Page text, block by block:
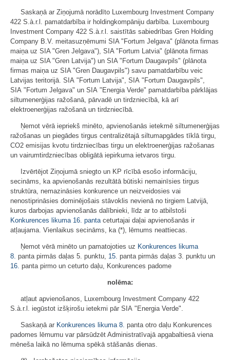
Saskaņā ar Ziņojumā norādīto Luxembourg Investment Company
422 S.à.r.l. pamatdarbība ir holdingkompāniju darbība. Luxembourg
Investment Company 422 S.à.r.l. saistītās sabiedrības Gren Holding
Company B.V. meitasuzņēmumi SIA "Fortum Jelgava" (plānota firmas
maiņa uz SIA "Gren Jelgava"), SIA "Fortum Latvia" (plānota firmas
maiņa uz SIA "Gren Latvija") un SIA "Fortum Daugavpils" (plānota
firmas maiņa uz SIA "Gren Daugavpils") savu pamatdarbību veic
Latvijas teritorijā. SIA "Fortum Latvija", SIA "Fortum Daugavpils",
SIA "Fortum Jelgava" un SIA "Energia Verde" pamatdarbība pārklājas
siltumenerģijas ražošanā, pārvadē un tirdzniecībā, kā arī
elektroenerģijas ražošanā un tirdzniecībā.
Ņemot vērā iepriekš minēto, apvienošanās ietekmē siltumenerģijas
ražošanas un piegādes tirgus centralizētajā siltumapgādes tīklā tirgu,
CO2 emisijas kvotu tirdzniecības tirgu un elektroenerģijas ražošanas
un vairumtirdzniecības obligātā iepirkuma ietvaros tirgu.
Izvērtējot Ziņojumā sniegto un KP rīcībā esošo informāciju,
secināms, ka apvienošanās rezultātā būtiski nemainīsies tirgus
struktūra, nemazināsies konkurence un neizveidosies vai
nenostiprināsies dominējošais stāvoklis nevienā no tirgiem Latvijā,
kuros darbojas apvienošanās dalībnieki, līdz ar to atbilstoši
Konkurences likuma 16. pantaceturtajai daļai apvienošanās ir
atļaujama. Vienlaikus secināms, ka (*), lēmums neattiecas.
Ņemot vērā minēto un pamatojoties uz Konkurences likuma
8. panta pirmās daļas 5. punktu, 15. panta pirmās daļas 3. punktu un
16. panta pirmo un ceturto daļu, Konkurences padome
nolēma:
atļaut apvienošanos, Luxembourg Investment Company 422
S.à.r.l. iegūstot izšķirošu ietekmi pār SIA "Energia Verde".
Saskaņā ar Konkurences likuma 8. panta otro daļu Konkurences
padomes lēmumu var pārsūdzēt Administratīvajā apgabaltiesā viena
mēneša laikā no lēmuma spēkā stāšanās dienas.